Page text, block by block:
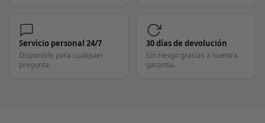
Servicio personal 24/7
Disponible para cualquier
pregunta.
30 días de devolución
Sin riesgo gracias a nuestra
garantía.